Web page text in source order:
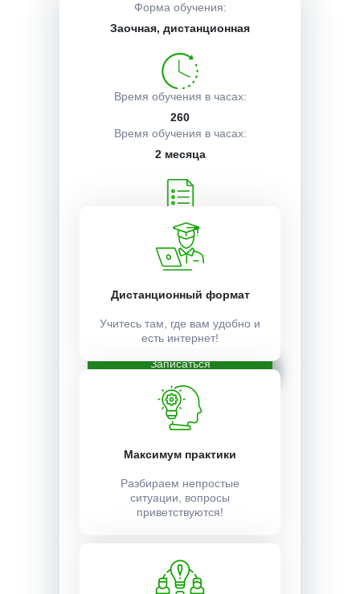
Форма обучения:
Заочная, дистанционная
Время обучения в часах:
260
Время обучения в часах:
2 месяца
Учебный план:
Получить
Стоимость:
12000 ₽
Записаться
Описание курса
Получаемые документы
Условия поступления
Дистанционный формат
Учитесь там, где вам удобно и
есть интернет!
Максимум практики
Разбираем непростые
ситуации, вопросы
приветствуются!